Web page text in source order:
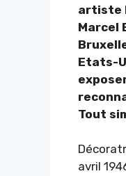
artiste
Marcel
Etats-
Tout
avril